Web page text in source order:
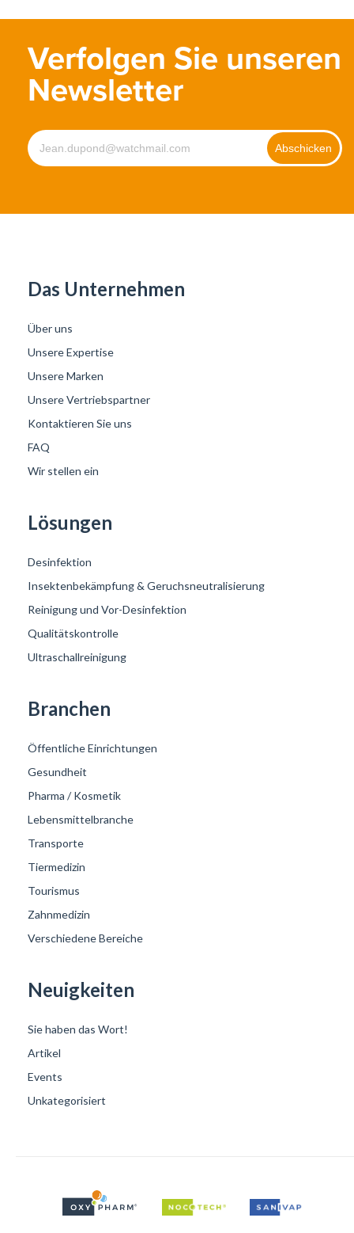
Verfolgen Sie unseren
Newsletter
Das Unternehmen
Über uns
Unsere Expertise
Unsere Marken
Unsere Vertriebspartner
Kontaktieren Sie uns
FAQ
Wir stellen ein
Lösungen
Desinfektion
Insektenbekämpfung & Geruchsneutralisierung
Reinigung und Vor-Desinfektion
Qualitätskontrolle
Ultraschallreinigung
Branchen
Öffentliche Einrichtungen
Gesundheit
Pharma / Kosmetik
Lebensmittelbranche
Transporte
Tiermedizin
Tourismus
Zahnmedizin
Verschiedene Bereiche
Neuigkeiten
Sie haben das Wort!
Artikel
Events
Unkategorisiert